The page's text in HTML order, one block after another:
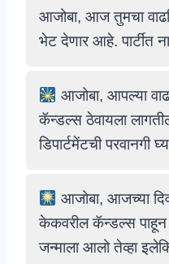
आजोबा, आज तुमचा
भेट देणार आहे. पार्टीत
आजोबा, आपल्या
कॅन्डल्स ठेवायला
डिपार्टमेंटची परवानगी
आजोबा, आजच्या
केकवरील कॅन्डल्स पाहून
जन्माला आलो तेव्हा